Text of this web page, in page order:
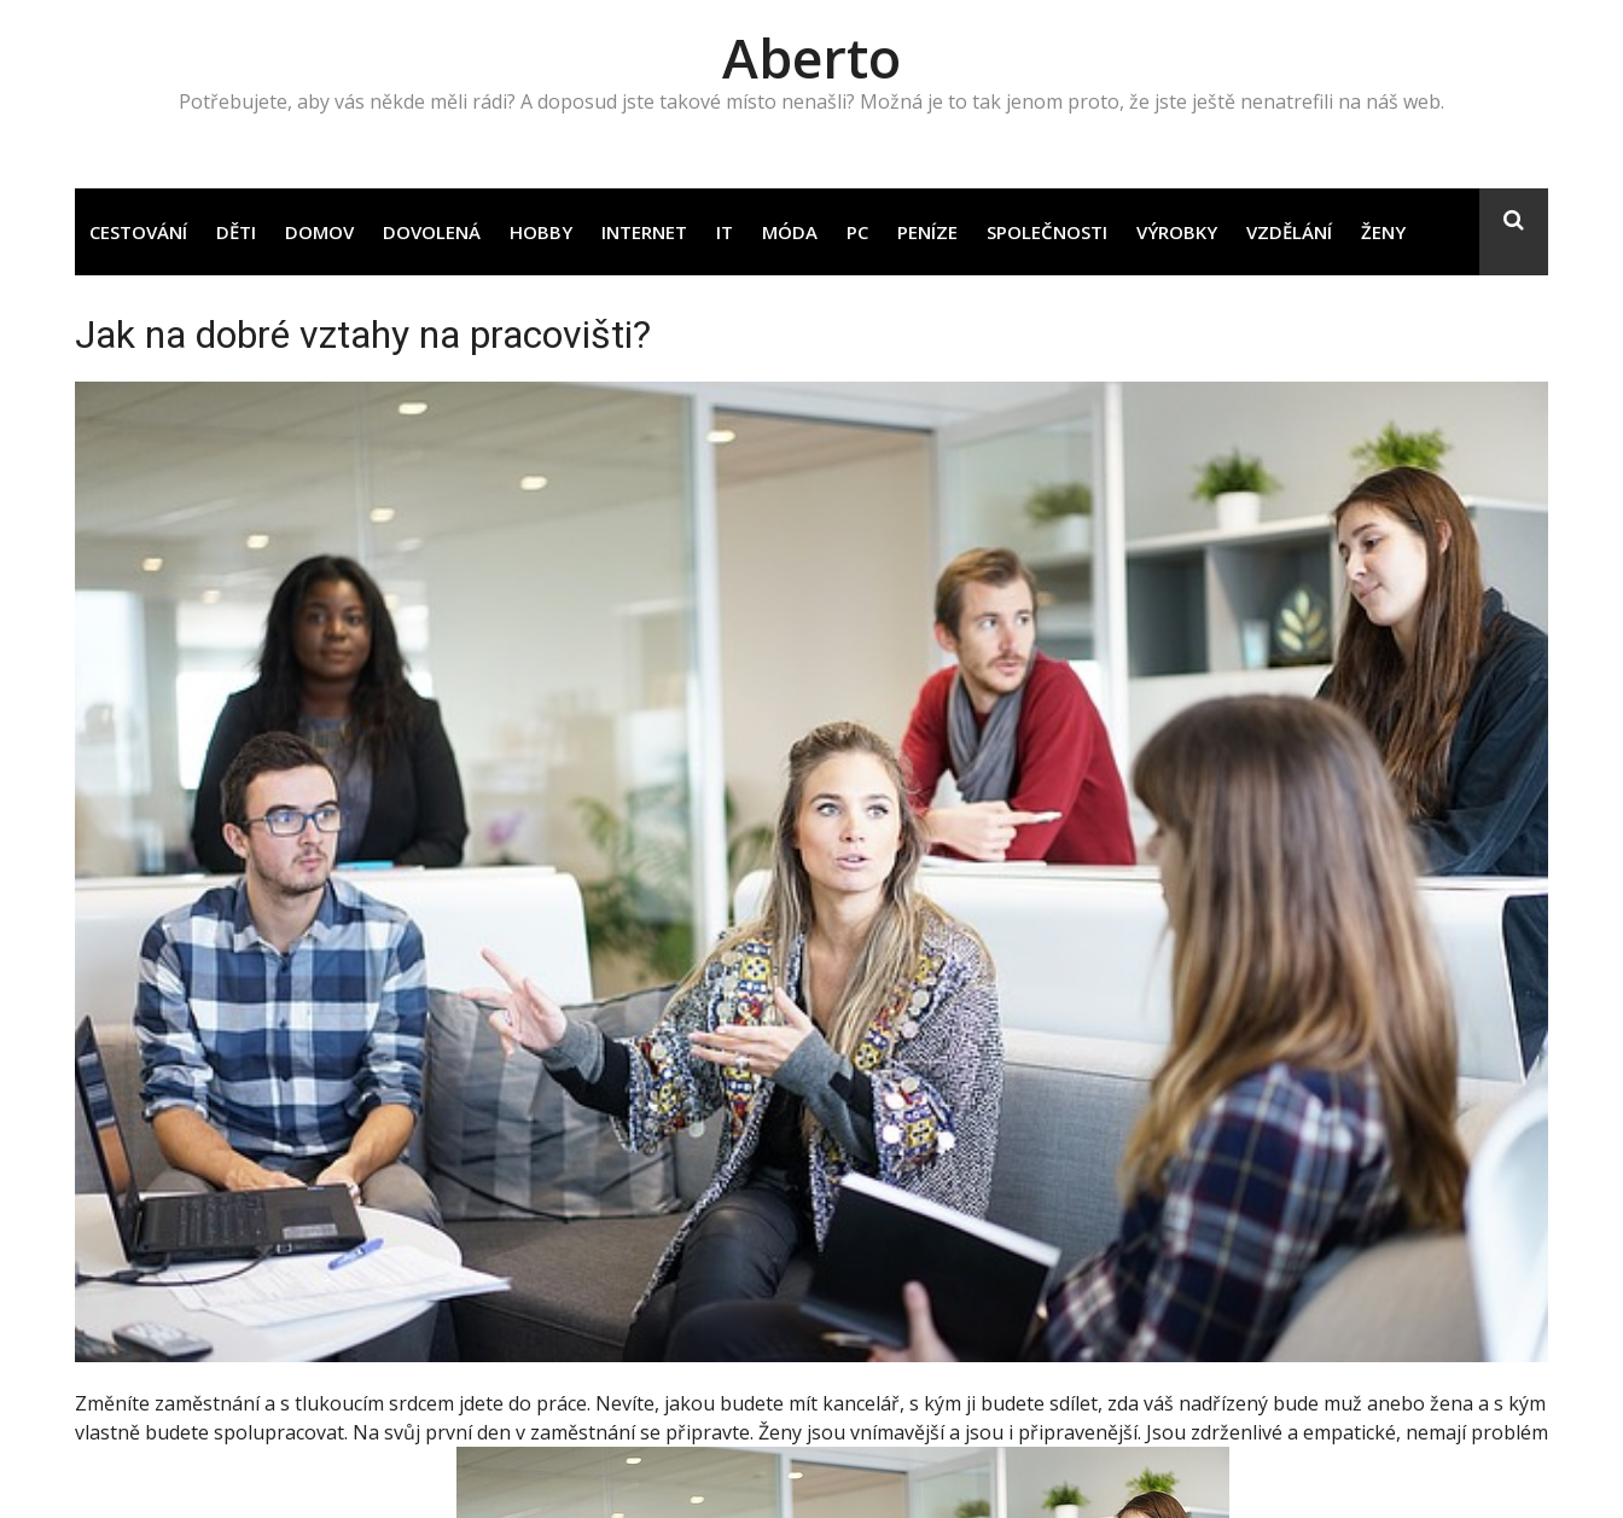
Aberto
Potřebujete, aby vás někde měli rádi? A doposud jste takové místo nenašli? Možná je to tak jenom proto, že jste ještě nenatrefili na náš web.
CESTOVÁNÍ DĚTI DOMOV DOVOLENÁ HOBBY INTERNET IT MÓDA PC PENÍZE SPOLEČNOSTI VÝROBKY VZDĚLÁNÍ ŽENY
Jak na dobré vztahy na pracovišti?
Změníte zaměstnání a s tlukoucím srdcem jdete do práce. Nevíte, jakou budete mít kancelář, s kým ji budete sdílet, zda váš nadřízený bude muž anebo žena a s kým
vlastně budete spolupracovat. Na svůj první den v zaměstnání se připravte. Ženy jsou vnímavější a jsou i připravenější. Jsou zdrženlivé a empatické, nemají problém